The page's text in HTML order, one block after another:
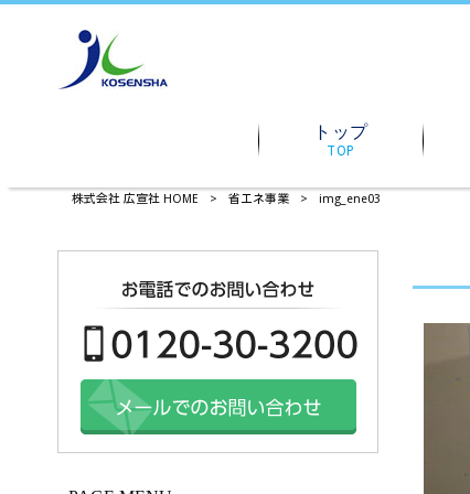
トップ
TOP
株式会社 広宣社 HOME > 省エネ事業 > img_ene03